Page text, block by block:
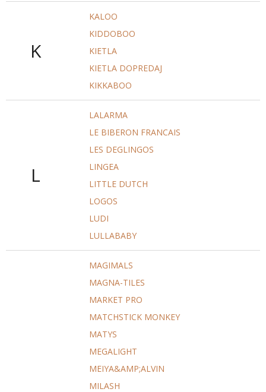
K
KALOO
KIDDOBOO
KIETLA
KIETLA DOPREDAJ
KIKKABOO
L
LALARMA
LE BIBERON FRANCAIS
LES DEGLINGOS
LINGEA
LITTLE DUTCH
LOGOS
LUDI
LULLABABY
MAGIMALS
MAGNA-TILES
MARKET PRO
MATCHSTICK MONKEY
MATYS
MEGALIGHT
MEIYA&AMP;ALVIN
MILASH